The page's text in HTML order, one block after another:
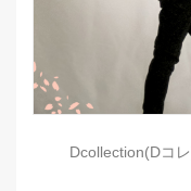
Dcollection(Dコ